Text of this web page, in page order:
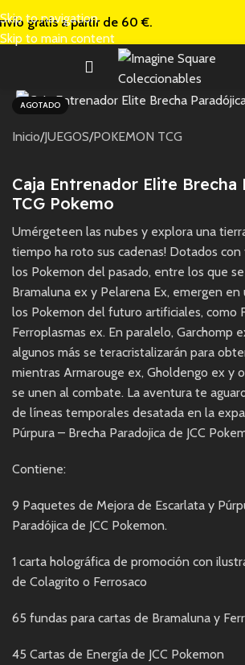
Skip to navigation
Skip to main content
gratis apartir de 60 €.
AGOTADO
Inicio/JUEGOS/POKEMON TCG
Caja Entrenador Elite Brecha
TCG Pokemo
Umérgeteen las nubes y explora una
tiempo ha roto sus cadenas! Dotados con
los Pokemon del pasado, entre los que
Bramaluna ex y Pelarena Ex, emergen en
los Pokemon del futuro artificiales, como
Ferroplasmas ex. En paralelo, Garchomp
algunos más se teracristalizarán para
mientras Armarouge ex, Gholdengo ex y
se unen al combate. La aventura te
de líneas temporales desatada en la
Púrpura – Brecha Paradojica de JCC
Contiene:
9 Paquetes de Mejora de Escarlata y
Paradójica de JCC Pokemon.
1 carta holográfica de promoción con
de Colagrito o Ferrosaco
65 fundas para cartas de Bramaluna y
45 Cartas de Energía de JCC Pokemon